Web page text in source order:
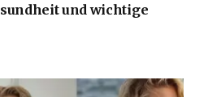
und wichtige